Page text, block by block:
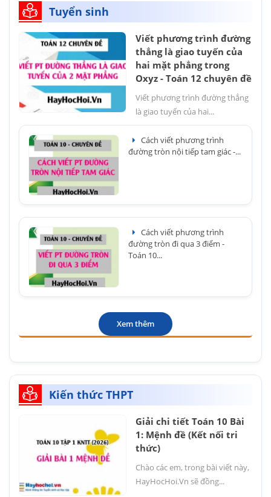
Tuyển sinh
Viết phương trình đường
thẳng là giao tuyến của
hai mặt phẳng trong
Oxyz - Toán 12 chuyên đề
Viết phương trình đường thẳng
là giao tuyến của hai...
Cách viết phương trình
đường tròn nội tiếp tam giác -...
Cách viết phương trình
đường tròn đi qua 3 điểm -
Toán 10...
Xem thêm
Kiến thức THPT
Giải chi tiết Toán 10 Bài
1: Mệnh đề (Kết nối tri
thức)
Chào các em, trong bài viết này,
HayHocHoi.Vn sẽ đồng...